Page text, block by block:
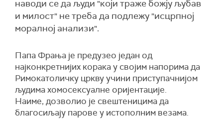
наводи се да људи "који траже божју љубав
и милост" не треба да подлежу "исцрпној
моралној анализи".
Папа Фрања је предузео један од
најконкретнијих корака у својим напорима да
Римокатоличку цркву учини приступачнијом
људима хомосексуалне оријентације.
Наиме, дозволио је свештеницима да
благосиљају парове у истополним везама.